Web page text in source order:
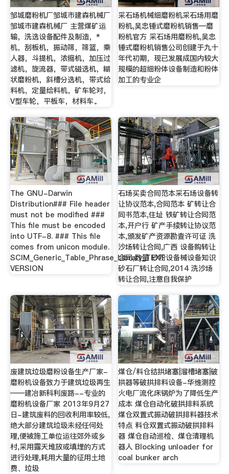
邹城磨粉机厂邹城市建森机械厂
邹城市建森机械厂 主营煤矿运
输，洗选设备配件及制造，*
机，刮板机，振动筛，筛篮，乘
人器，斗提机，浓缩机，加压过
滤机，旋流器，带式磁选机，糊
状磨粉机，斜槽分选机，带式给
料机，定量给料机，矿车轮对，
V型车轮，平板车，材料车。
采石场机械细磨粉机采石场用磨
粉机,吴忠锤式磨粉机销售—磨
粉机官方 采石场用磨粉机,吴忠
锤式磨粉机销售公司创建于九十
年代初期，现已发展成国内较大
规模的超细粉体设备制造和粉体
加工的专业企
The GNU-Darwin
Distribution### File header
must not be modified ###
This file must be encoded
into UTF-8. ### This file
comes from unicon module.
SCIM_Generic_Table_Phrase_Library_TEXT
VERSION
石场买卖合同范本采石场设备转
让协议范本,合同范本 矿转让合
同书范本,住址 铁矿转让合同范
本,开户行 矿产手续转让协议范
本,颁发矿产资源勘查许可证 洗
沙场转让合同,广西 设备购转让
合同,数量 砂粉设备械设备知识
砂石厂转让合同,2014 洗沙场
转让合同,注意自我保护
废建筑垃圾磨粉设备生产厂家-
磨粉机设备致力于建筑垃圾再生
——建冶新科利废路--专业的
磨粉机设备厂家 2013年9月27
日-建筑废料的回收利用率较低,
绝大部分建筑垃圾未经任何处
理,便被施工单位运往郊外或乡
村,采用露天堆放或填埋的方式
进行处理,耗用大量的征用土地
费、垃圾
煤仓/料仓结拱堵塞|溜槽堵塞|破
拱器等破拱排料设备-华维测控
火电厂流化床锅炉为了降低生产
成本 煤仓自动化破拱排料系统
煤仓双置式振动破拱排料器技术
特点 料仓双置式振动破拱排料
器 煤仓自动巡检、煤仓清理机
器人 Blocking unloader for
coal bunker arch